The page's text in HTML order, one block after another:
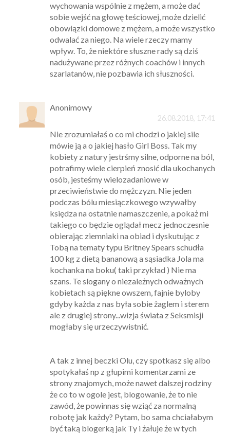
wychowania wspólnie z mężem, a może dać
sobie wejść na głowę teściowej, może dzielić
obowiązki domowe z mężem, a może wszystko
odwalać za niego. Na wiele rzeczy mamy
wpływ. To, że niektóre słuszne rady są dziś
nadużywane przez różnych coachów i innych
szarlatanów, nie pozbawia ich słuszności.
Anonimowy
26.08.2018, 17:41
Nie zrozumiałaś o co mi chodzi o jakiej sile
mówie ją a o jakiej hasło Girl Boss. Tak my
kobiety z natury jestrśmy silne, odporne na ból,
potrafimy wiele cierpień znosić dla ukochanych
osób, jesteśmy wielozadaniowe w
przeciwieństwie do mężczyzn. Nie jeden
podczas bólu miesiączkowego wzywałby
księdza na ostatnie namaszczenie, a pokaż mi
takiego co będzie oglądał mecz jednoczesnie
obierając ziemniaki na obiad i dyskutując z
Tobą na tematy typu Britney Spears schudła
100 kg z dietą bananową a sąsiadka Jola ma
kochanka na boku( taki przykład ) Nie ma
szans. Te slogany o niezależnych odważnych
kobietach są piękne owszem, fajnie byloby
gdyby każda z nas była sobie żaglem i sterem
ale z drugiej strony...wizja świata z Seksmisji
mogłaby się urzeczywistnić.
A tak z innej beczki Olu, czy spotkasz się albo
spotykałaś np z głupimi komentarzami ze
strony znajomych, może nawet dalszej rodziny
że co to w ogole jest, blogowanie, że to nie
zawód, że powinnas się wziąć za normalną
robotę jak każdy? Pytam, bo sama chciałabym
być taką blogerką jak Ty i żałuje że w tych